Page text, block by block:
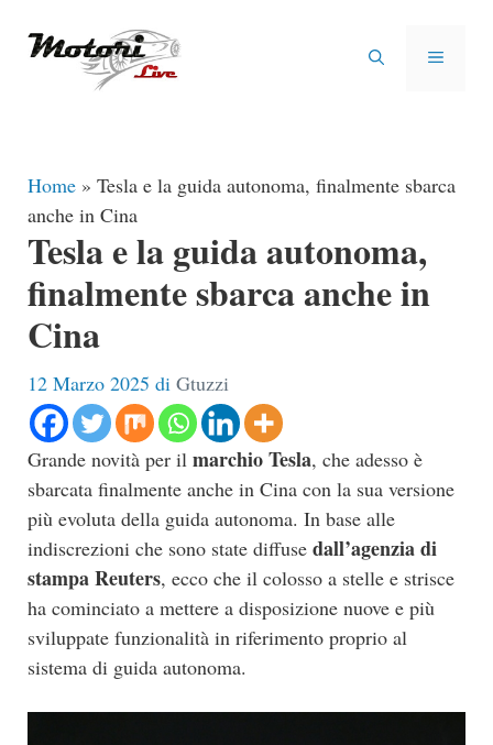
MENU
Home » Tesla e la guida autonoma, finalmente sbarca
anche in Cina
Tesla e la guida autonoma,
finalmente sbarca anche in
Cina
12 Marzo 2025 di Gtuzzi
Grande novità per il marchio Tesla, che adesso è
sbarcata finalmente anche in Cina con la sua versione
più evoluta della guida autonoma. In base alle
indiscrezioni che sono state diffuse dall’agenzia di
stampa Reuters, ecco che il colosso a stelle e strisce
ha cominciato a mettere a disposizione nuove e più
sviluppate funzionalità in riferimento proprio al
sistema di guida autonoma.